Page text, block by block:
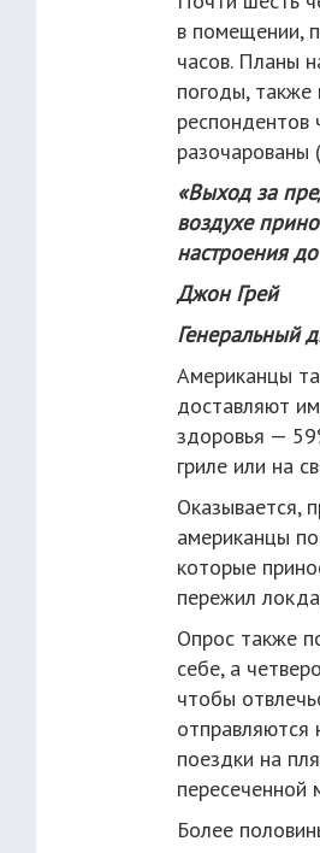
в помещении,
часов. Планы
погоды,
респондентов
«Выход за
воздухе
настроения
Джон Грей
Генеральный
Американцы
доставляют
здоровья —
гриле или на
Оказывается,
американцы
которые
пережил
Опрос также
себе, а
чтобы
отправляются
поездки на
пересеченной
Более